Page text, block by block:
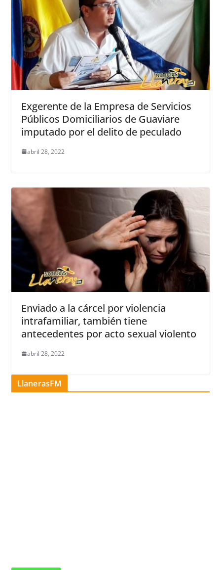
Exgerente de la Empresa de Servicios
Públicos Domiciliarios de Guaviare
imputado por el delito de peculado
abril 28, 2022
Enviado a la cárcel por violencia
intrafamiliar, también tiene
antecedentes por acto sexual violento
abril 28, 2022
LlanerasFM